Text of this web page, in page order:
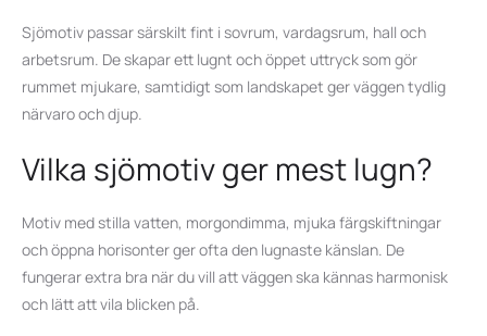
Sjömotiv passar särskilt fint i sovrum, vardagsrum, hall och
arbetsrum. De skapar ett lugnt och öppet uttryck som gör
rummet mjukare, samtidigt som landskapet ger väggen tydlig
närvaro och djup.
Vilka sjömotiv ger mest lugn?
Motiv med stilla vatten, morgondimma, mjuka färgskiftningar
och öppna horisonter ger ofta den lugnaste känslan. De
fungerar extra bra när du vill att väggen ska kännas harmonisk
och lätt att vila blicken på.